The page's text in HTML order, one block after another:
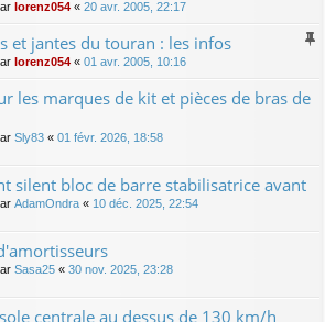
lorenz054 « 20 avr. 2005, 22:17
et jantes du touran : les infos
lorenz054 « 01 avr. 2005, 10:16
les marques de kit et pièces de bras de
Sly83 « 01 févr. 2026, 18:58
silent bloc de barre stabilisatrice avant
AdamOndra « 10 déc. 2025, 22:54
Sasa25 « 30 nov. 2025, 23:28
centrale au dessus de 130 km/h